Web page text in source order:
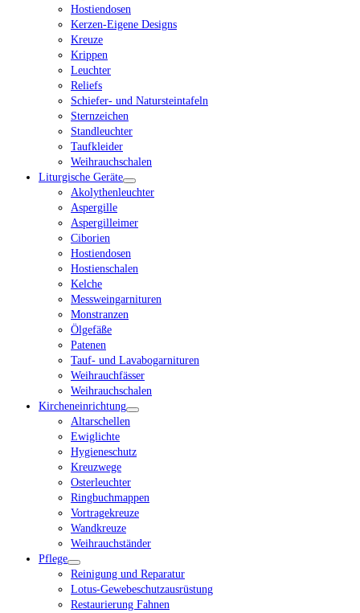
Hostiendosen
Kerzen-Eigene Designs
Kreuze
Krippen
Leuchter
Reliefs
Schiefer- und Natursteintafeln
Sternzeichen
Standleuchter
Taufkleider
Weihrauchschalen
Liturgische Geräte
Akolythenleuchter
Aspergille
Aspergilleimer
Ciborien
Hostiendosen
Hostienschalen
Kelche
Messweingarnituren
Monstranzen
Ölgefäße
Patenen
Tauf- und Lavabogarnituren
Weihrauchfässer
Weihrauchschalen
Kircheneinrichtung
Altarschellen
Ewiglichte
Hygieneschutz
Kreuzwege
Osterleuchter
Ringbuchmappen
Vortragekreuze
Wandkreuze
Weihrauchständer
Pflege
Reinigung und Reparatur
Lotus-Gewebeschutzausrüstung
Restaurierung Fahnen